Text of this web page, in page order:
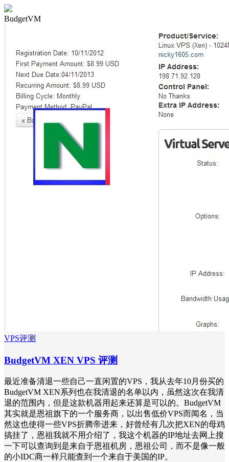
BudgetVM
VPS评测
BudgetVM XEN VPS 评测
最近准备清退一些自己一直闲置的VPS，我从去年10月份买的
BudgetVM XEN系列也在我清退的名单以内，虽然这次在我清
退的范围内，但是这款机器用起来还算是可以的。BudgetVM
其实就是恩祖旗下的一个服务商，以出售低价VPS而闻名，当
然这也使得一些VPS折腾帝进来，好曾经有几次把XEN的母鸡
搞挂了，恩祖我就不用介绍了，我这个机器的IP地址去网上搜
一下可以查询到是来自于恩祖机房，恩祖公司，而不是像一般
的小IDC商一样只能查到一个来自于美国的IP。